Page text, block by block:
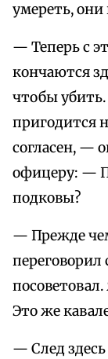
умереть, они
— Теперь с
кончаются
чтобы
пригодится
согласен, —
офицеру: —
подковы?
— Прежде
Это же
— След